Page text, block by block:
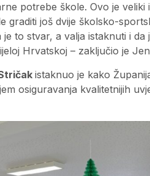
potrebe škole. Ovo je veliki
graditi još dvije školsko-
to stvar, a valja istaknuti i
Hrvatskoj – zaključio je
istaknuo je kako
osiguravanja kvalitetnijih